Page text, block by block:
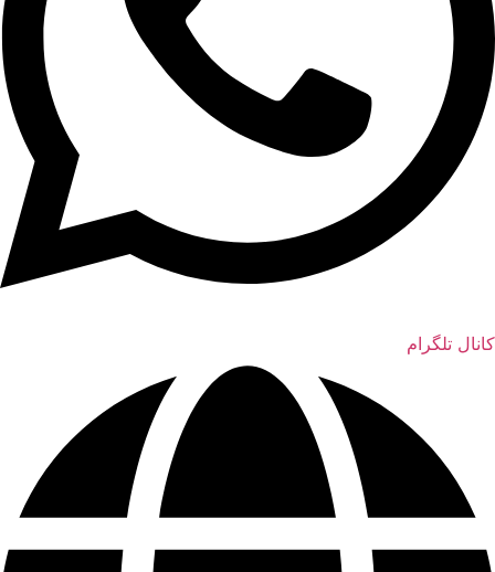
کانال تلگرام